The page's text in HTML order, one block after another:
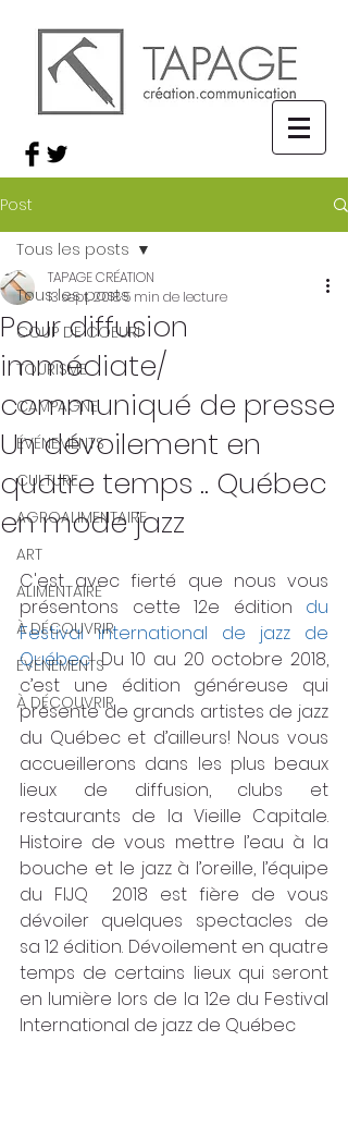
Post
Tous les posts
COUP DE COEUR!
TOURISME
CAMPAGNE
ÉVÉNEMENTS
CULTURE
AGROALIMENTAIRE
ART
ALIMENTAIRE
À DÉCOUVRIR
ÉVÉNEMENTS
À DÉCOUVRIR
Tous les posts
Pour diffusion
immédiate/
communiqué de presse
Un dévoilement en
quatre temps .. Québec
en mode jazz
TAPAGE CRÉATION
13 sept. 20185 min de lecture
C'est avec fierté que nous vous
présentons cette 12e édition du
Festival international de jazz de
Québec! Du 10 au 20 octobre 2018,
c’est une édition généreuse qui
présente de grands artistes de jazz
du Québec et d’ailleurs! Nous vous
accueillerons dans les plus beaux
lieux de diffusion, clubs et
restaurants de la Vieille Capitale.
Histoire de vous mettre l’eau à la
bouche et le jazz à l’oreille, l’équipe
du FIJQ  2018 est fière de vous
dévoiler quelques spectacles de
sa 12 édition. Dévoilement en quatre
temps de certains lieux qui seront
en lumière lors de la 12e du Festival
International de jazz de Québec